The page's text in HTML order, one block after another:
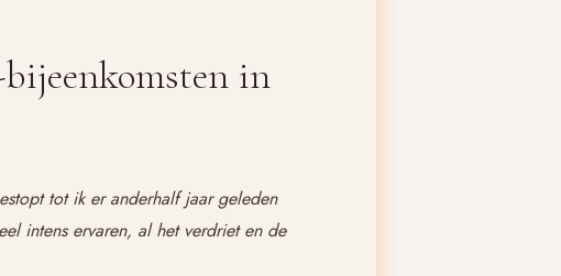
in
tot ik er anderhalf jaar geleden
intens ervaren, al het verdriet en de